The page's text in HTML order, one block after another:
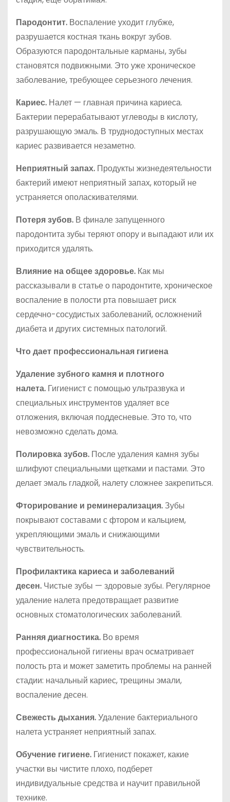
Пародонтит. Воспаление уходит глубже,
разрушается костная ткань вокруг зубов.
Образуются пародонтальные карманы, зубы
становятся подвижными. Это уже хроническое
заболевание, требующее серьезного лечения.
Кариес. Налет — главная причина кариеса.
Бактерии перерабатывают углеводы в кислоту,
разрушающую эмаль. В труднодоступных местах
кариес развивается незаметно.
Неприятный запах. Продукты жизнедеятельности
бактерий имеют неприятный запах, который не
устраняется ополаскивателями.
Потеря зубов. В финале запущенного
пародонтита зубы теряют опору и выпадают или их
приходится удалять.
Влияние на общее здоровье. Как мы
рассказывали в статье о пародонтите, хроническое
воспаление в полости рта повышает риск
сердечно-сосудистых заболеваний, осложнений
диабета и других системных патологий.
Что дает профессиональная гигиена
Удаление зубного камня и плотного
налета. Гигиенист с помощью ультразвука и
специальных инструментов удаляет все
отложения, включая поддесневые. Это то, что
невозможно сделать дома.
Полировка зубов. После удаления камня зубы
шлифуют специальными щетками и пастами. Это
делает эмаль гладкой, налету сложнее закрепиться.
Фторирование и реминерализация. Зубы
покрывают составами с фтором и кальцием,
укрепляющими эмаль и снижающими
чувствительность.
Профилактика кариеса и заболеваний
десен. Чистые зубы — здоровые зубы. Регулярное
удаление налета предотвращает развитие
основных стоматологических заболеваний.
Ранняя диагностика. Во время
профессиональной гигиены врач осматривает
полость рта и может заметить проблемы на ранней
стадии: начальный кариес, трещины эмали,
воспаление десен.
Свежесть дыхания.Удаление бактериального
налета устраняет неприятный запах.
Обучение гигиене. Гигиенист покажет, какие
участки вы чистите плохо, подберет
индивидуальные средства и научит правильной
технике.